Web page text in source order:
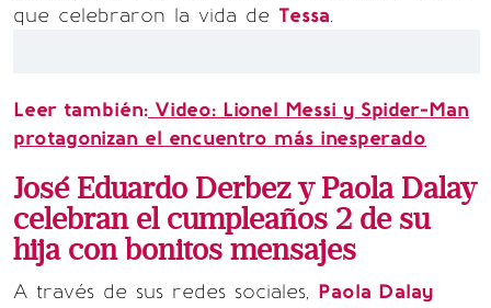
que celebraron la vida de Tessa.
Leer también: Video: Lionel Messi y Spider-Man
protagonizan el encuentro más inesperado
José Eduardo Derbez y Paola Dalay
celebran el cumpleaños 2 de su
hija con bonitos mensajes
A través de sus redes sociales, Paola Dalay